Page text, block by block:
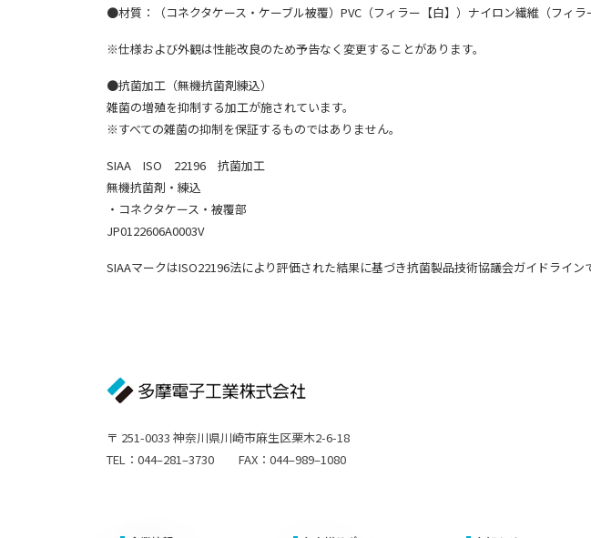
●材質：（コネクタケース・ケーブル被覆）PVC（フィラー【白】）ナイロン繊維（フィ
※仕様および外観は性能改良のため予告なく変更することがあります。
●抗菌加工（無機抗菌剤練込）
雑菌の増殖を抑制する加工が施されています。
※すべての雑菌の抑制を保証するものではありません。
SIAA ISO 22196 抗菌加工
無機抗菌剤・練込
・コネクタケース・被覆部
JP0122606A0003V
SIAAマークはISO22196法により評価された結果に基づき抗菌製品技術協議会ガイドライン
〒 251-0033 神奈川県川崎市麻生区栗木2-6-18
TEL：044–281–3730 FAX：044–989–1080